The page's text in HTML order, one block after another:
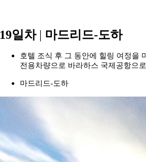
19일차 | 마드리드-도하
호텔 조식 후 그 동안에 힐링 여정을
전용차량으로 바라하스 국제공항으
마드리드-도하